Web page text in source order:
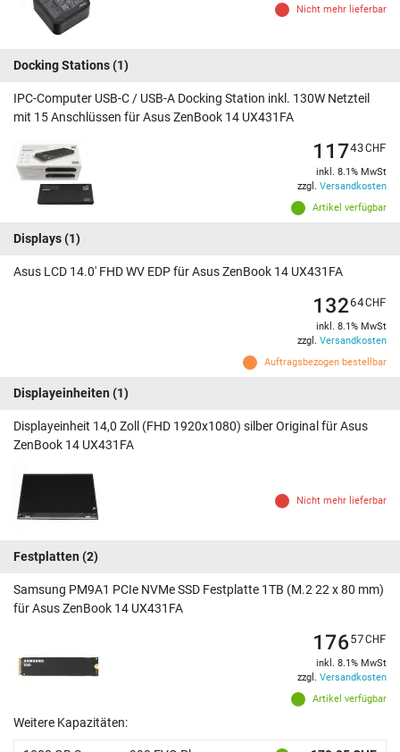
Nicht mehr lieferbar
Docking Stations(1)
IPC-Computer USB-C / USB-A Docking Station inkl. 130W Netzteil
mit 15 Anschlüssen für Asus ZenBook 14 UX431FA
Artikel verfügbar
11743CHF
inkl. 8.1% MwSt
zzgl. Versandkosten
Displays(1)
Asus LCD 14.0' FHD WV EDP für Asus ZenBook 14 UX431FA
Auftragsbezogen bestellbar
13264CHF
inkl. 8.1% MwSt
zzgl. Versandkosten
Displayeinheiten (1)
Displayeinheit 14,0 Zoll (FHD 1920x1080) silber Original für Asus
ZenBook 14 UX431FA
Nicht mehr lieferbar
Festplatten (2)
Samsung PM9A1 PCIe NVMe SSD Festplatte 1TB (M.2 22 x 80 mm)
für Asus ZenBook 14 UX431FA
Artikel verfügbar
17657CHF
inkl. 8.1% MwSt
zzgl. Versandkosten
Weitere Kapazitäten: